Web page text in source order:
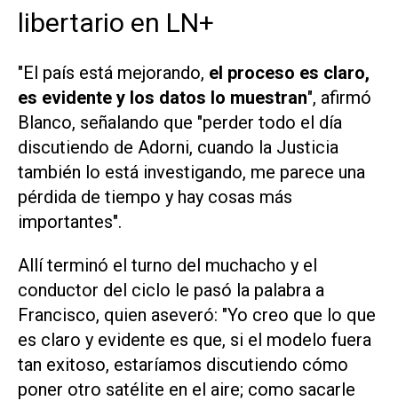
libertario en LN+
"El país está mejorando, el proceso es claro,
es evidente y los datos lo muestran", afirmó
Blanco, señalando que "perder todo el día
discutiendo de Adorni, cuando la Justicia
también lo está investigando, me parece una
pérdida de tiempo y hay cosas más
importantes".
Allí terminó el turno del muchacho y el
conductor del ciclo le pasó la palabra a
Francisco, quien aseveró: "Yo creo que lo que
es claro y evidente es que, si el modelo fuera
tan exitoso, estaríamos discutiendo cómo
poner otro satélite en el aire; como sacarle